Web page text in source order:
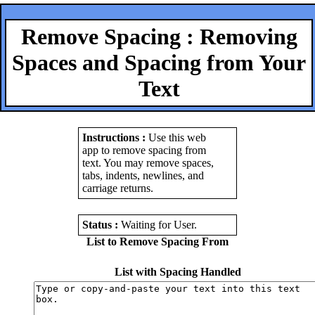
Remove Spacing : Removing
Spaces and Spacing from Your
Text
Instructions : Use this web
app to remove spacing from
text. You may remove spaces,
tabs, indents, newlines, and
carriage returns.
Status : Waiting for User.
List to Remove Spacing From
List with Spacing Handled